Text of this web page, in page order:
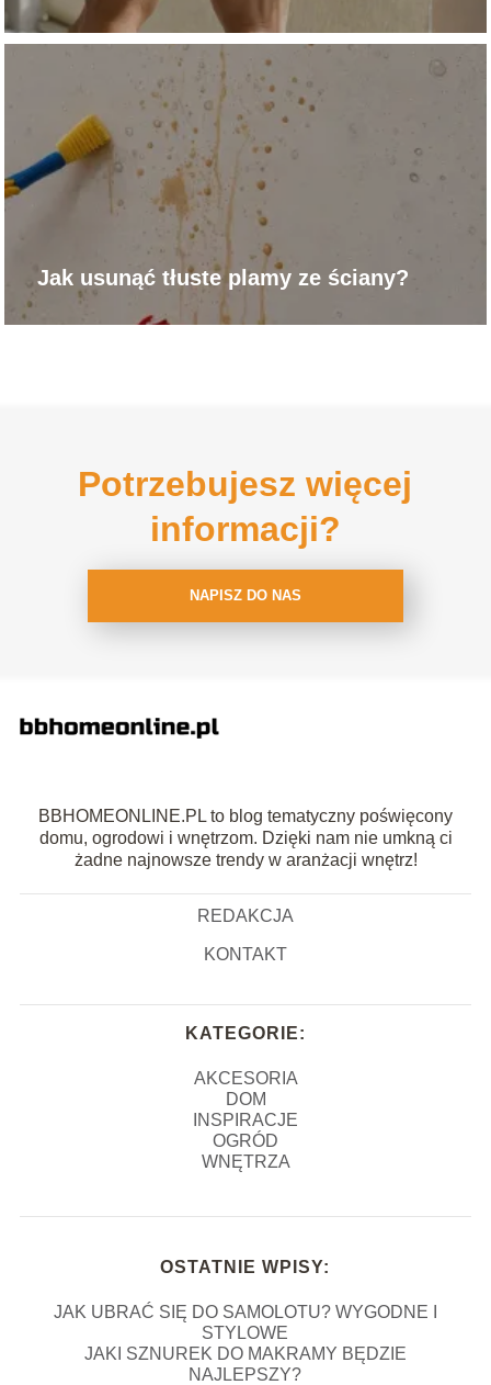
Jak usunąć tłuste plamy ze ściany?
Potrzebujesz więcej
informacji?
NAPISZ DO NAS
BBHOMEONLINE.PL to blog tematyczny poświęcony
domu, ogrodowi i wnętrzom. Dzięki nam nie umkną ci
żadne najnowsze trendy w aranżacji wnętrz!
REDAKCJA
KONTAKT
KATEGORIE:
AKCESORIA
DOM
INSPIRACJE
OGRÓD
WNĘTRZA
OSTATNIE WPISY:
JAK UBRAĆ SIĘ DO SAMOLOTU? WYGODNE I
STYLOWE
JAKI SZNUREK DO MAKRAMY BĘDZIE
NAJLEPSZY?